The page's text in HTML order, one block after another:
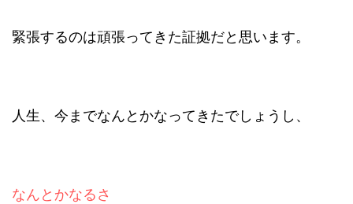
緊張するのは頑張ってきた証拠だと思います。
人生、今までなんとかなってきたでしょうし、
なんとかなるさ